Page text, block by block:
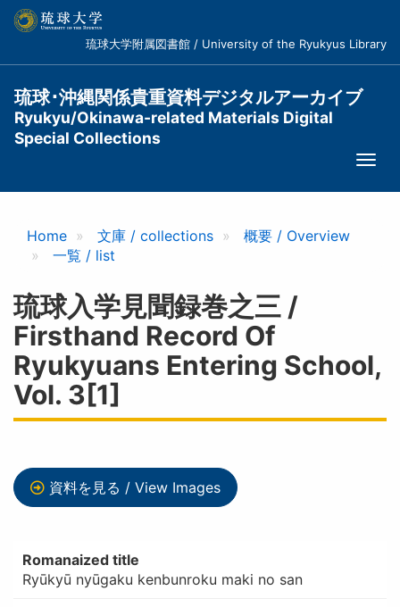
コ
琉球大学附属図書館 / University of the Ryukyus Library
琉球･沖縄関係貴重資料デジタルアーカイブ
Ryukyu/Okinawa-related Materials Digital
Special Collections
Home 文庫 / collections
概要 / Overview
一覧 / list
琉球入学見聞録巻之三 /
Firsthand Record Of
Ryukyuans Entering School,
Vol. 3[1]
資料を見る / View Images
Romanaized title
Ryūkyū nyūgaku kenbunroku maki no san